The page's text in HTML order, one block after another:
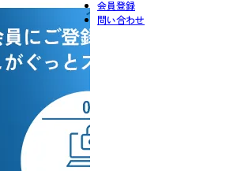
会員登録
問い合わせ